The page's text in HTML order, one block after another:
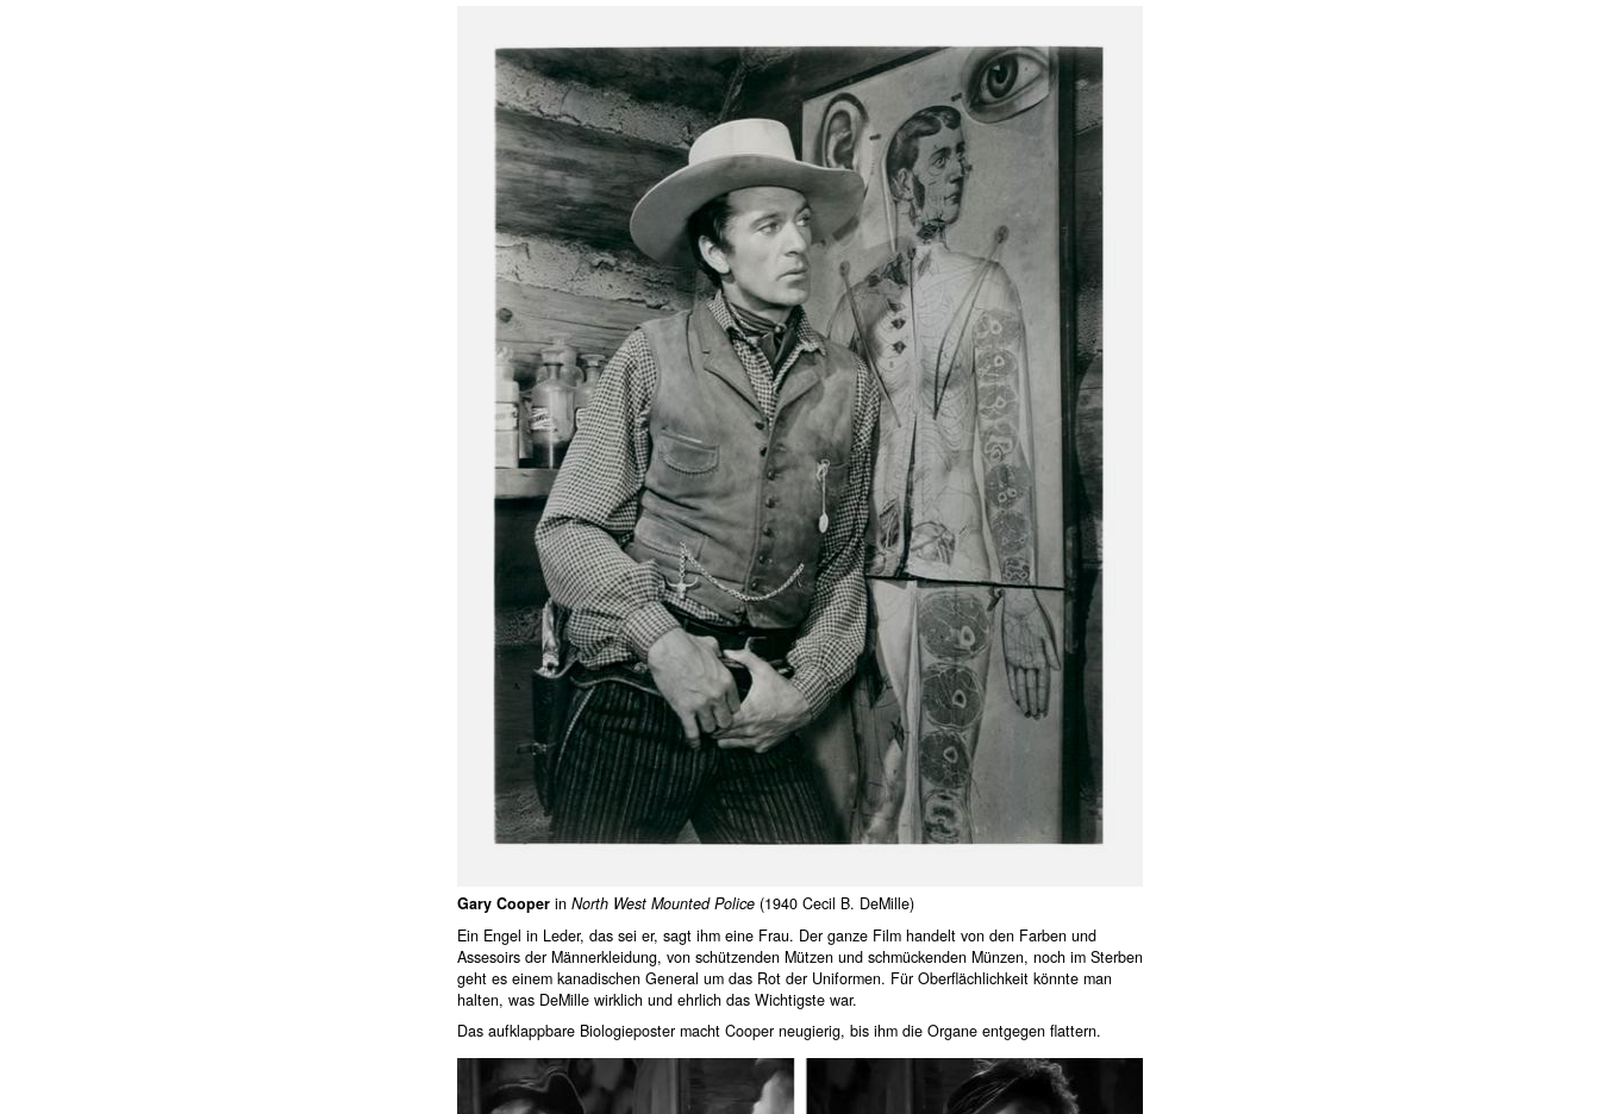
Gary Cooper in North West Mounted Police (1940 Cecil B. DeMille)
Ein Engel in Leder, das sei er, sagt ihm eine Frau. Der ganze Film handelt von den Farben und
Assesoirs der Männerkleidung, von schützenden Mützen und schmückenden Münzen, noch im Sterben
geht es einem kanadischen General um das Rot der Uniformen. Für Oberflächlichkeit könnte man
halten, was DeMille wirklich und ehrlich das Wichtigste war.
Das aufklappbare Biologieposter macht Cooper neugierig, bis ihm die Organe entgegen flattern.